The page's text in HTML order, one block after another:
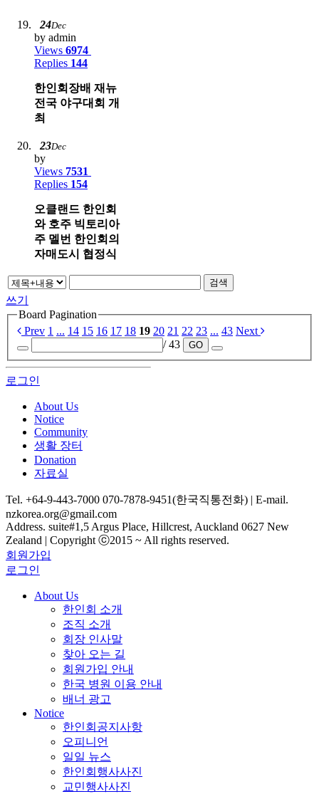
24Dec
by admin
Views 6974
Replies 144
한인회장배 재뉴
전국 야구대회 개
최
23Dec
by
Views 7531
Replies 154
오클랜드 한인회
와 호주 빅토리아
주 멜번 한인회의
자매도시 협정식
검색
쓰기
Board Pagination
Prev 1 ... 14 15 16 17 18 19 20 21 22 23 ... 43 Next
/ 43
GO
로그인
About Us
Notice
Community
생활 장터
Donation
자료실
Tel. +64-9-443-7000 070-7878-9451(한국직통전화) | E-mail.
nzkorea.org@gmail.com
Address. suite#1,5 Argus Place, Hillcrest, Auckland 0627 New
Zealand | Copyright ⓒ2015 ~ All rights reserved.
회원가입
로그인
About Us
한인회 소개
조직 소개
회장 인사말
찾아 오는 길
회원가입 안내
한국 병원 이용 안내
배너 광고
Notice
한인회공지사항
오피니언
일일 뉴스
한인회행사사진
교민행사사진